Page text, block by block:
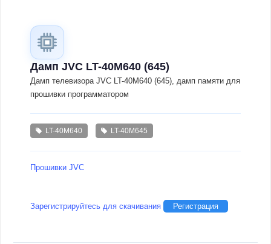
Дамп JVC LT-40M640 (645)
Дамп телевизора JVC LT-40M640 (645), дамп памяти для
прошивки программатором
LT-40M640 LT-40M645
Прошивки JVC
Зарегистрируйтесь для скачивания Регистрация